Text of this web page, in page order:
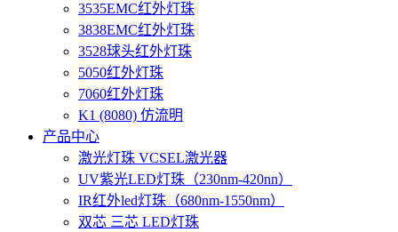
3535EMC红外灯珠
3838EMC红外灯珠
3528球头红外灯珠
5050红外灯珠
7060红外灯珠
K1 (8080) 仿流明
产品中心
激光灯珠 VCSEL激光器
UV紫光LED灯珠（230nm-420nn）
IR红外led灯珠（680nm-1550nm）
双芯 三芯 LED灯珠